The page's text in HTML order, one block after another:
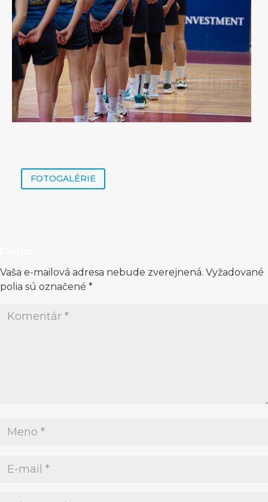
FOTOGALÉRIE
Vaša e-mailová adresa nebude zverejnená. Vyžadované
polia sú označené *